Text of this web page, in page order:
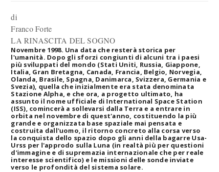
di
Franco Forte
LA RINASCITA DEL SOGNO
Novembre 1998. Una data che resterà storica per
l'umanità. Dopo gli sforzi congiunti di alcuni tra i paesi
più sviluppati del mondo (Stati Uniti, Russia, Giappone,
Italia, Gran Bretagna, Canada, Francia, Belgio, Norvegia,
Olanda, Brasile, Spagna, Danimarca, Svizzera, Germania e
Svezia), quella che inizialmente era stata denominata
Stazione Alpha, e che ora, a progetto ultimato, ha
assunto il nome ufficiale di International Space Station
(ISS), comincerà a sollevarsi dalla Terra e a entrare in
orbita nel novembre di quest'anno, costituendo la più
grande e organizzata base spaziale mai pensata e
costruita dall'uomo, il ritorno concreto alla corsa verso
la conquista dello spazio dopo gli anni della bagarre Usa-
Urss per l'approdo sulla Luna (in realtà più per questioni
d'immagine e di supremazia internazionale che per reale
interesse scientifico) e le missioni delle sonde inviate
verso le profondità del sistema solare.